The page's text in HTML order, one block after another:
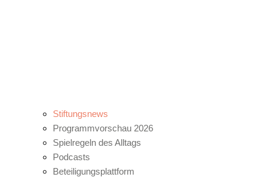
Stiftungsnews
Programmvorschau 2026
Spielregeln des Alltags
Podcasts
Beteiligungsplattform